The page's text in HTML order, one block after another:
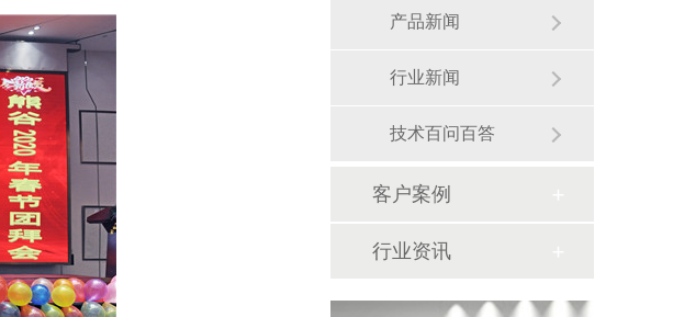
产品新闻
行业新闻
技术百问百答
客户案例
行业资讯